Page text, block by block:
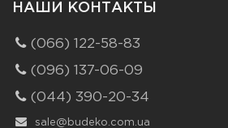
НАШИ КОНТАКТЫ
(066) 122-58-83
(096) 137-06-09
(044) 390-20-34
sale@budeko.com.ua